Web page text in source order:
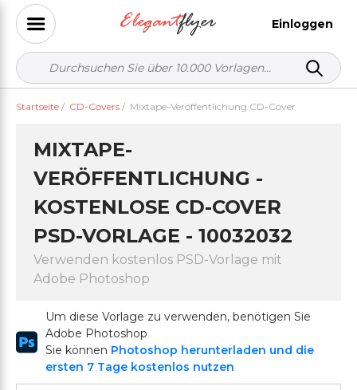
Einloggen
Startseite / CD-Covers / Mixtape-Veröffentlichung CD-Cover
MIXTAPE-
VERÖFFENTLICHUNG -
KOSTENLOSE CD-COVER
PSD-VORLAGE - 10032032
Verwenden kostenlos PSD-Vorlage mit
Adobe Photoshop
Um diese Vorlage zu verwenden, benötigen Sie
Adobe Photoshop
Sie können Photoshop herunterladen und die
ersten 7 Tage kostenlos nutzen